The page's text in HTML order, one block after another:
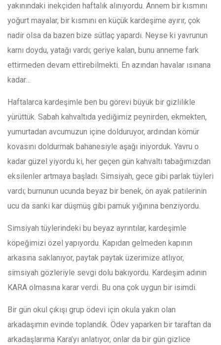
yakınındaki inekçiden haftalık alınıyordu. Annem bir kısmını
yoğurt mayalar, bir kısmını en küçük kardeşime ayırır, çok
nadir olsa da bazen bize sütlaç yapardı. Neyse ki yavrunun
karnı doydu, yatağı vardı; geriye kalan, bunu anneme fark
ettirmeden devam ettirebilmekti. En azından havalar ısınana
kadar…
Haftalarca kardeşimle ben bu görevi büyük bir gizlilikle
yürüttük. Sabah kahvaltıda yediğimiz peynirden, ekmekten,
yumurtadan avcumuzun içine dolduruyor, ardından kömür
kovasını doldurmak bahanesiyle aşağı iniyorduk. Yavru o
kadar güzel yiyordu ki, her geçen gün kahvaltı tabağımızdan
eksilenler artmaya başladı. Simsiyah, gece gibi parlak tüyleri
vardı; burnunun ucunda beyaz bir benek, ön ayak patilerinin
ucu da sanki kar düşmüş gibi pamuk yığınına benziyordu.
Simsiyah tüylerindeki bu beyaz ayrıntılar, kardeşimle
köpeğimizi özel yapıyordu. Kapıdan gelmeden kapının
arkasına saklanıyor, paytak paytak üzerimize atlıyor,
simsiyah gözleriyle sevgi dolu bakıyordu. Kardeşim adının
KARA olmasına karar verdi. Bu ona çok uygun bir isimdi.
Bir gün okul çıkışı grup ödevi için okula yakın olan
arkadaşımın evinde toplandık. Ödev yaparken bir taraftan da
arkadaşlarıma Kara’yı anlatıyor, onlar da bir gün gizlice